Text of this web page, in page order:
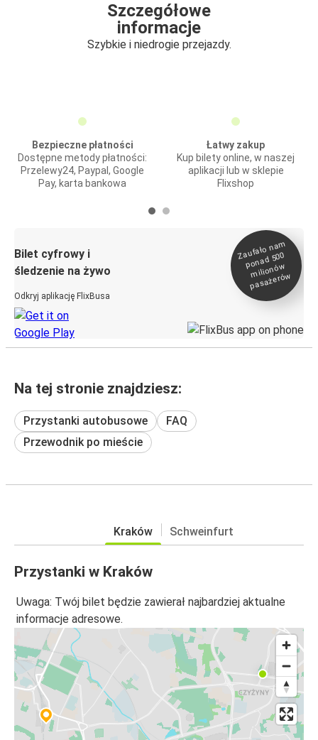
Szczegółowe
informacje
Szybkie i niedrogie przejazdy.
Bezpieczne płatności
Dostępne metody płatności:
Przelewy24, Paypal, Google
Pay, karta bankowa
Łatwy zakup
Kup bilety online, w naszej
aplikacji lub w sklepie
Flixshop
Bilet cyfrowy i
śledzenie na żywo
Odkryj aplikację FlixBusa
Zaufało na
m
ponad 500
milionó
w
pasażeró
w
Na tej stronie znajdziesz:
Przystanki autobusowe
FAQ
Przewodnik po mieście
Kraków Schweinfurt
Przystanki w Kraków
Uwaga: Twój bilet będzie zawierał najbardziej aktualne
informacje adresowe.